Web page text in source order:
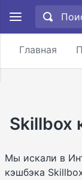
Главная
Skillbox
Мы искали в
кэшбэка